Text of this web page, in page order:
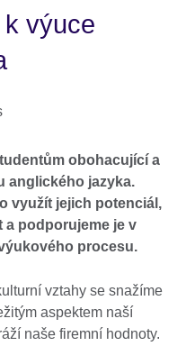
výuce
obohacující a
anglického jazyka.
využít jejich potenciál,
a podporujeme je v
procesu.
vztahy se snažíme
aspektem naší
naše firemní hodnoty.